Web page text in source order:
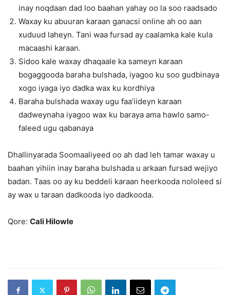
inay noqdaan dad loo baahan yahay oo la soo raadsado
Waxay ku abuuran karaan ganacsi online ah oo aan
xuduud laheyn. Tani waa fursad ay caalamka kale kula
macaashi karaan.
Sidoo kale waxay dhaqaale ka sameyn karaan
bogaggooda baraha bulshada, iyagoo ku soo gudbinaya
xogo iyaga iyo dadka wax ku kordhiya
Baraha bulshada waxay ugu faa’iideyn karaan
dadweynaha iyagoo wax ku baraya ama hawlo samo-
faleed ugu qabanaya
Dhallinyarada Soomaaliyeed oo ah dad leh tamar waxay u
baahan yihiin inay baraha bulshada u arkaan fursad wejiyo
badan. Taas oo ay ku beddeli karaan heerkooda nololeed si
ay wax u taraan dadkooda iyo dadkooda.
Qore: Cali Hilowle